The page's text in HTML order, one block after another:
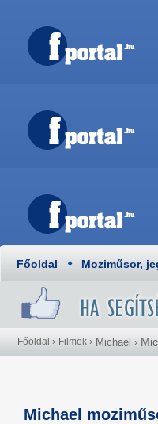
Főoldal Moziműsor,
Főoldal › Filmek › Michael ›
Michael